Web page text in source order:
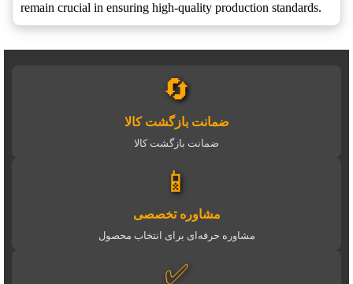
remain crucial in ensuring high-quality production standards.
🔄
ضمانت بازگشت کالا
ضمانت بازگشت کالا
📱
مشاوره تخصصی
مشاوره حرفه‌ای برای انتخاب محصول
✅